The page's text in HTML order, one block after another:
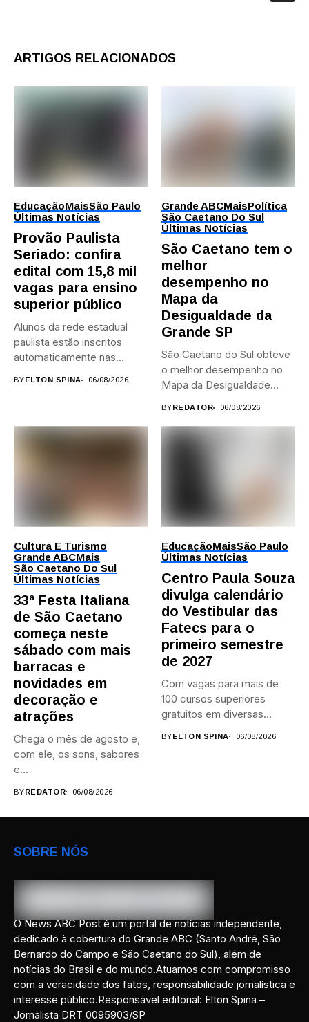
ARTIGOS RELACIONADOS
EducaçãoMaisSão Paulo
Últimas Notícias
Provão Paulista
Seriado: confira
edital com 15,8 mil
vagas para ensino
superior público
Alunos da rede estadual
paulista estão inscritos
automaticamente nas
BYELTON SPINA 06/08/2026
Grande ABCMaisPolítica
São Caetano Do Sul
Últimas Notícias
São Caetano tem o
melhor
desempenho no
Mapa da
Desigualdade da
Grande SP
São Caetano do Sul obteve
o melhor desempenho no
Mapa da Desigualdade...
BYREDATOR 06/08/2026
Cultura E Turismo
Grande ABCMais
São Caetano Do Sul
Últimas Notícias
33ª Festa Italiana
de São Caetano
começa neste
sábado com mais
barracas e
novidades em
decoração e
atrações
Chega o mês de agosto e,
com ele, os sons, sabores
e...
BYREDATOR 06/08/2026
EducaçãoMaisSão Paulo
Últimas Notícias
Centro Paula Souza
divulga calendário
do Vestibular das
Fatecs para o
primeiro semestre
de 2027
Com vagas para mais de
100 cursos superiores
gratuitos em diversas
BYELTON SPINA 06/08/2026
SOBRE NÓS
O News ABC Post é um portal de notícias independente,
dedicado à cobertura do Grande ABC (Santo André, São
Bernardo do Campo e São Caetano do Sul), além de
notícias do Brasil e do mundo.Atuamos com compromisso
com a veracidade dos fatos, responsabilidade jornalística e
interesse público.Responsável editorial: Elton Spina –
Jornalista DRT 0095903/SP